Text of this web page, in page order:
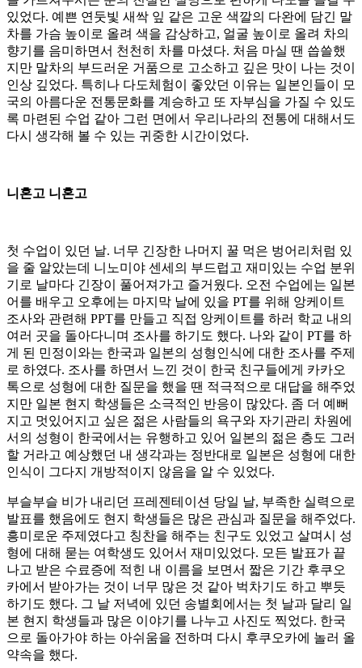
있었다. 예쁜 연둣빛 새싹 잎 같은 고운 색깔의 다완에 담긴 말
차를 가슴 높이로 올려 색을 감상하고, 얼굴 높이로 올려 차의
향기를 음미하면서 천천히 차를 마셨다. 처음 마실 땐 씁쓸했
지만 말차의 부드러운 거품으로 고소하고 깊은 맛이 나는 것이
인상 깊었다. 특히나 다도체험이 좋았던 이유는 일본인들이 모
국의 아름다운 전통문화를 계승하고 또 자부심을 가질 수 있도
록 마련된 수업 같아 그런 면에서 우리나라의 전통에 대해서도
다시 생각해 볼 수 있는 귀중한 시간이었다.
니혼고 니혼고
첫 수업이 있던 날. 너무 긴장한 나머지 꿀 먹은 벙어리처럼 있
을 줄 알았는데 니노미야 센세의 부드럽고 재미있는 수업 분위
기로 날마다 긴장이 풀어져가고 즐거웠다. 오전 수업에는 일본
어를 배우고 오후에는 마지막 날에 있을 PT를 위해 앙케이트
조사와 관련해 PPT를 만들고 직접 앙케이트를 하러 학교 내의
여러 곳을 돌아다니며 조사를 하기도 했다. 나와 같이 PT를 하
게 된 민정이와는 한국과 일본의 성형인식에 대한 조사를 주제
로 하였다. 조사를 하면서 느낀 것이 한국 친구들에게 카카오
톡으로 성형에 대한 질문을 했을 땐 적극적으로 대답을 해주었
지만 일본 현지 학생들은 소극적인 반응이 많았다. 좀 더 예뻐
지고 멋있어지고 싶은 젊은 사람들의 욕구와 자기관리 차원에
서의 성형이 한국에서는 유행하고 있어 일본의 젊은 층도 그러
할 거라고 예상했던 내 생각과는 정반대로 일본은 성형에 대한
인식이 그다지 개방적이지 않음을 알 수 있었다.
부슬부슬 비가 내리던 프레젠테이션 당일 날, 부족한 실력으로
발표를 했음에도 현지 학생들은 많은 관심과 질문을 해주었다.
흥미로운 주제였다고 칭찬을 해주는 친구도 있었고 살며시 성
형에 대해 묻는 여학생도 있어서 재미있었다. 모든 발표가 끝
나고 받은 수료증에 적힌 내 이름을 보면서 짧은 기간 후쿠오
카에서 받아가는 것이 너무 많은 것 같아 벅차기도 하고 뿌듯
하기도 했다. 그 날 저녁에 있던 송별회에서는 첫 날과 달리 일
본 현지 학생들과 많은 이야기를 나누고 사진도 찍었다. 한국
으로 돌아가야 하는 아쉬움을 전하며 다시 후쿠오카에 놀러 올
약속을 했다.